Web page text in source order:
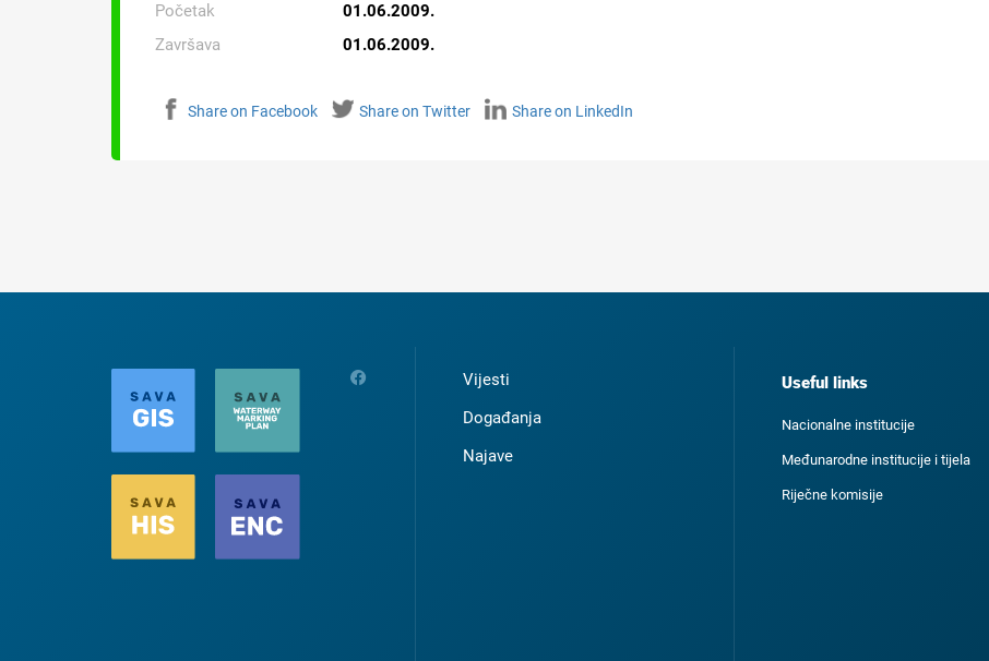
Početak
01.06.2009.
Završava
01.06.2009.
Share on Facebook Share on Twitter Share on LinkedIn
Vijesti
Događanja
Najave
Useful links
Nacionalne institucije
Međunarodne institucije i tijela
Riječne komisije